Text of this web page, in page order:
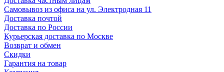
Самовывоз из офиса на ул. Электродная 11
Доставка почтой
Доставка по России
Курьерская доставка по Москве
Возврат и обмен
Скидки
Гарантия на товар